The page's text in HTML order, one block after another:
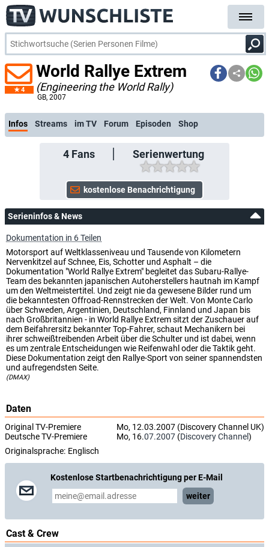
4
World Rallye Extrem
(Engineering the World Rally)
GB, 2007
Infos Streams im TV Forum Episoden Shop
4Fans Serienwertung
Serieninfos & News
Dokumentation in 6 Teilen
Motorsport auf Weltklasseniveau und Tausende von Kilometern
Nervenkitzel auf Schnee, Eis, Schotter und Asphalt – die
Dokumentation "World Rallye Extrem" begleitet das Subaru-Rallye-
Team des bekannten japanischen Autoherstellers hautnah im Kampf
um den Weltmeistertitel. Und zeigt nie da gewesene Bilder rund um
die bekanntesten Offroad-Rennstrecken der Welt. Von Monte Carlo
über Schweden, Argentinien, Deutschland, Finnland und Japan bis
nach Großbritannien - in World Rallye Extrem sitzt der Zuschauer auf
dem Beifahrersitz bekannter Top-Fahrer, schaut Mechanikern bei
ihrer schweißtreibenden Arbeit über die Schulter und ist dabei, wenn
es um zentrale Entscheidungen wie Reifenwahl oder die Taktik geht.
Diese Dokumentation zeigt den Rallye-Sport von seiner spannendsten
und aufregendsten Seite.
(DMAX)
Daten
Original TV-Premiere
Mo, 12.03.2007 (Discovery Channel UK)
Deutsche TV-Premiere
Mo, 16.07.2007 (Discovery Channel)
Originalsprache: Englisch
Kostenlose Startbenachrichtigung per E-Mail
weiter
Cast & Crew